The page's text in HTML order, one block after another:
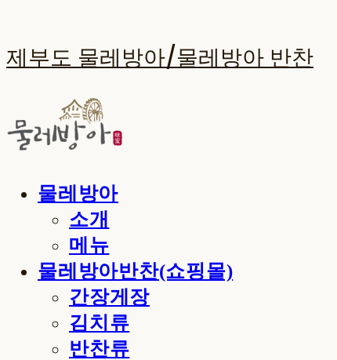
제부도 물레방아/물레방아 반찬
물레방아
소개
메뉴
물레방아반찬(쇼핑몰)
간장게장
김치류
반찬류